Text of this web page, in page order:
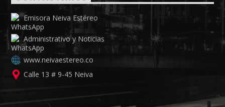
Emisora Neiva Estéreo
Administrativo y Noticias
www.neivaestereo.co
Calle 13 # 9-45 Neiva